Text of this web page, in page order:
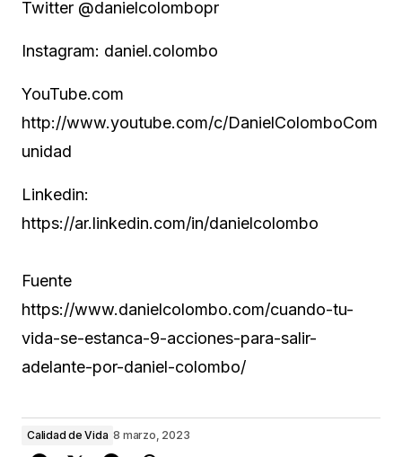
Twitter @danielcolombopr
Instagram: daniel.colombo
YouTube.com
http://www.youtube.com/c/DanielColomboCom
unidad
Linkedin:
https://ar.linkedin.com/in/danielcolombo
Fuente
https://www.danielcolombo.com/cuando-tu-
vida-se-estanca-9-acciones-para-salir-
adelante-por-daniel-colombo/
Calidad de Vida 8 marzo, 2023